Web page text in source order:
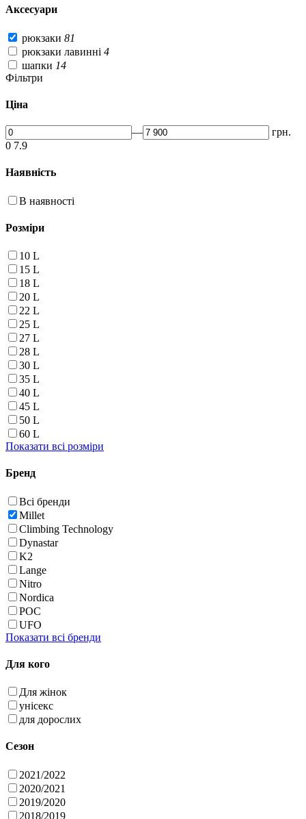
Аксесуари
рюкзаки 81
рюкзаки лавинні 4
шапки 14
Фільтри
Ціна
—
грн.
0 7.9
Наявність
В наявності
Розміри
10 L
15 L
18 L
20 L
22 L
25 L
27 L
28 L
30 L
35 L
40 L
45 L
50 L
60 L
Показати всі розміри
Бренд
Всі бренди
Millet
Climbing Technology
Dynastar
K2
Lange
Nitro
Nordica
POC
UFO
Показати всі бренди
Для кого
Для жінок
унісекс
для дорослих
Сезон
2021/2022
2020/2021
2019/2020
2018/2019